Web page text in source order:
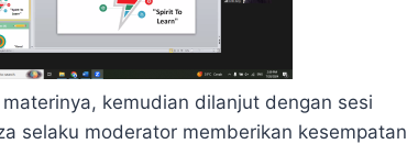
kemudian dilanjut dengan sesi
selaku moderator memberikan kesempatan